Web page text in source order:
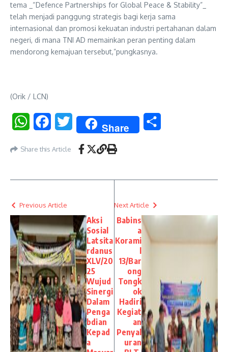
tema _“Defence Partnerships for Global Peace & Stability”_
telah menjadi panggung strategis bagi kerja sama
internasional dan promosi kekuatan industri pertahanan dalam
negeri, di mana TNI AD memainkan peran penting dalam
mendorong kemajuan tersebut,”pungkasnya.
(Orik / LCN)
WhatsAppFacebookTwitter Share
Share this Article
Previous Article
Aksi
Sosial
Latsita
rdanus
XLV/20
25
Wujud
Sinergi
Dalam
Penga
bdian
Kepad
a
Next Article
Babins
a
Korami
13/Bar
ong
Tongk
ok
Hadiri
Kegiat
an
Penyal
uran